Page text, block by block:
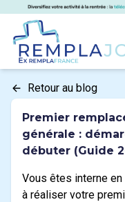
RemplaJob
Retour au blog
Premier
générale :
débuter (Guide
Vous êtes interne
à réaliser votre
Panneau de gestion des